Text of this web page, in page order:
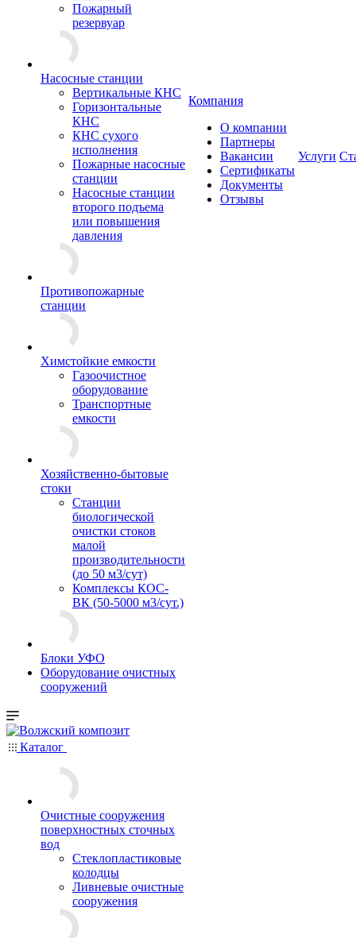
Пожарный
резервуар
Насосные станции
Вертикальные КНС
Горизонтальные
КНС
КНС сухого
исполнения
Пожарные насосные
станции
Насосные cтанции
второго подъема
или повышения
давления
Противопожарные
станции
Химстойкие емкости
Газоочистное
оборудование
Транспортные
емкости
Хозяйственно-бытовые
стоки
Станции
биологической
очистки стоков
малой
производительности
(до 50 м3/сут)
Комплексы КОС-
ВК (50-5000 м3/сут.)
Блоки УФО
Оборудование очистных
сооружений
Компания
О компании
Партнеры
Вакансии
Сертификаты
Документы
Отзывы
Услуги
Каталог
Очистные сооружения
поверхностных сточных
вод
Стеклопластиковые
колодцы
Ливневые очистные
сооружения